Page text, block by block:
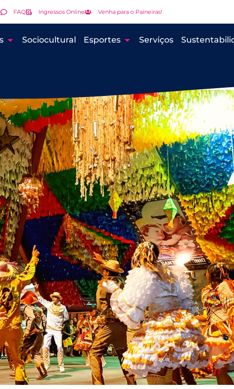
FAQ Ingressos Online Venha para o Paineiras!
Sociocultural Esportes Serviços